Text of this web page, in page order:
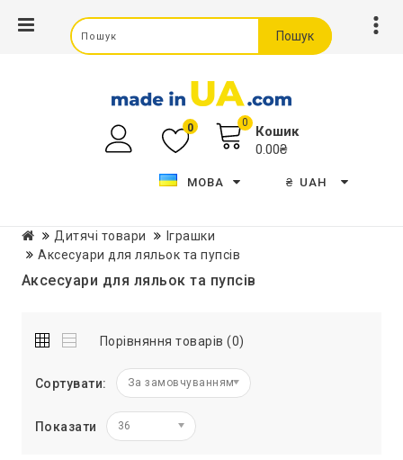
Пошук
0 0
Кошик
0.00₴
МОВА ₴ UAH
Дитячі товари
Іграшки
Аксесуари для ляльок та пупсів
Аксесуари для ляльок та пупсів
Порівняння товарів (0)
Сортувати: За замовчуванням
Показати 36